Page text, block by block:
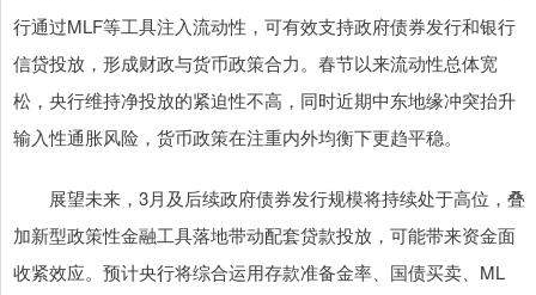
行通过MLF等工具注入流动性，可有效支持政府债券发行和银行
信贷投放，形成财政与货币政策合力。春节以来流动性总体宽
松，央行维持净投放的紧迫性不高，同时近期中东地缘冲突抬升
输入性通胀风险，货币政策在注重内外均衡下更趋平稳。
展望未来，3月及后续政府债券发行规模将持续处于高位，叠
加新型政策性金融工具落地带动配套贷款投放，可能带来资金面
收紧效应。预计央行将综合运用存款准备金率、国债买卖、ML